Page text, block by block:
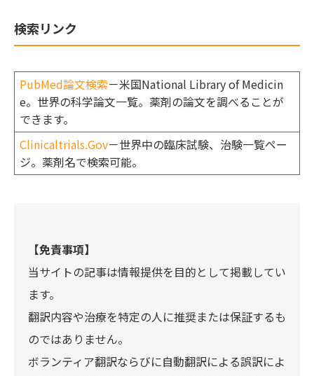
検索リンク
PubMed論文検索－米国National Library of Medicin
e。世界の科学論文一覧。薬剤の論文を調べることが
できます。
Clinicaltrials.Gov－世界中の臨床試験、治験一覧ペー
ジ。薬剤名で検索可能。
【免責事項】
当サイトの記事は情報提供を目的として掲載してい
ます。
翻訳内容や治療を特定の人に推奨または保証するも
のではありません。
ボランティア翻訳ならびに自動翻訳による誤訳によ